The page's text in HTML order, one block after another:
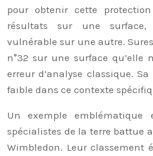
pour obtenir cette
résultats sur une
vulnérable sur une autre.
n°32 sur une surface qu’elle
erreur d’analyse classique.
faible dans ce contexte
Un exemple
spécialistes de la terre battue
Wimbledon. Leur classement